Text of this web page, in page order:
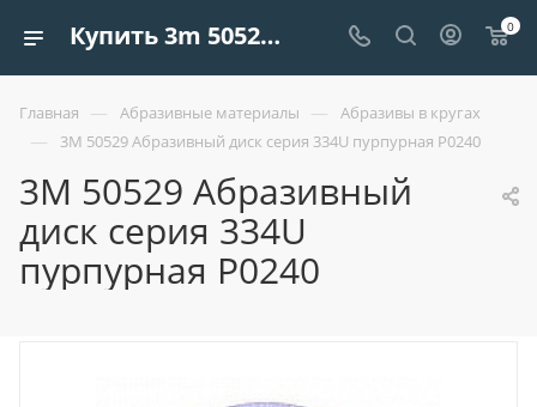
Купить 3m 50529 абразивный диск серия 334u пурпурная р0240 | Европроект Tрейдинг 0
Главная — Абразивные материалы — Абразивы в кругах
— 3M 50529 Абразивный диск серия 334U пурпурная Р0240
3M 50529 Абразивный
диск серия 334U
пурпурная Р0240